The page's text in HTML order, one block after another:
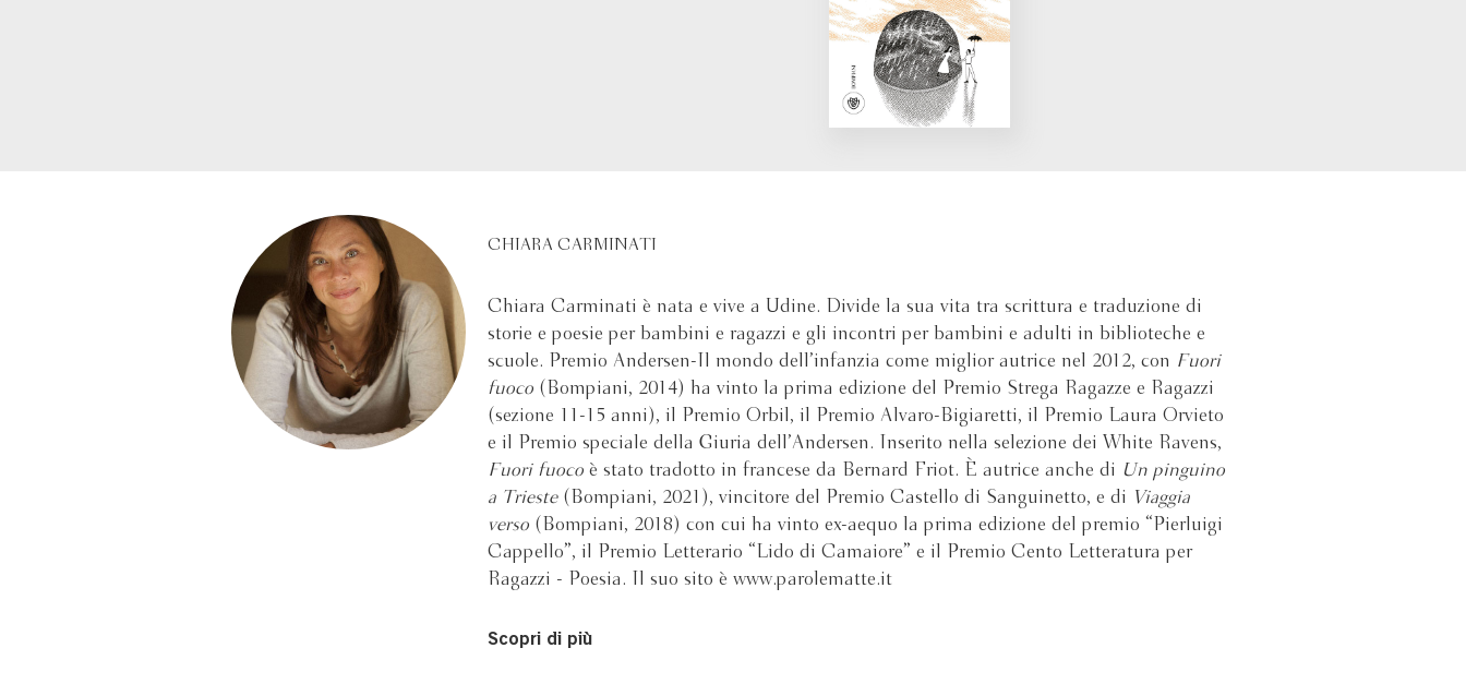
CHIARA CARMINATI
Chiara Carminati è nata e vive a Udine. Divide la sua vita tra scrittura e traduzione di
storie e poesie per bambini e ragazzi e gli incontri per bambini e adulti in biblioteche e
scuole. Premio Andersen-Il mondo dell’infanzia come miglior autrice nel 2012, con Fuori
fuoco (Bompiani, 2014) ha vinto la prima edizione del Premio Strega Ragazze e Ragazzi
(sezione 11-15 anni), il Premio Orbil, il Premio Alvaro-Bigiaretti, il Premio Laura Orvieto
e il Premio speciale della Giuria dell’Andersen. Inserito nella selezione dei White Ravens,
Fuori fuoco è stato tradotto in francese da Bernard Friot. È autrice anche di Un pinguino
a Trieste(Bompiani, 2021), vincitore del Premio Castello di Sanguinetto, e di Viaggia
verso (Bompiani, 2018) con cui ha vinto ex-aequo la prima edizione del premio “Pierluigi
Cappello”, il Premio Letterario “Lido di Camaiore” e il Premio Cento Letteratura per
Ragazzi - Poesia. Il suo sito è www.parolematte.it
Scopri di più